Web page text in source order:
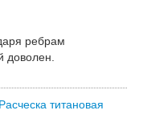
ребрам
доволен.
Расческа титановая